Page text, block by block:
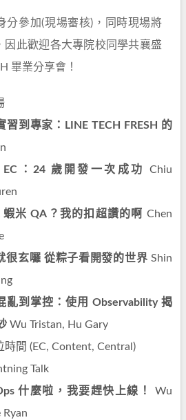
分參加(現場審核)，同時現場將
因此歡迎各大專院校同學共襄盛
畢業分享會！
習到專家：LINE TECH FRESH 的
：24 歲開發一次成功
Chiu
蝦米 QA？我的扣超讚的啊 Chen
很玄囉 從粽子看開發的世界 Shin
亂到掌控：使用 Observability 揭
Wu Tristan, Hu Gary
時間 (EC, Content, Central)
Talk
什麼啦，我要趕快上線！
Wu
Ryan